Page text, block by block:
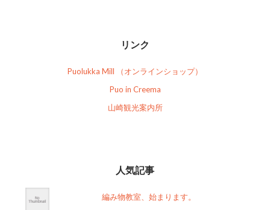
リンク
Puolukka Mill （オンラインショップ）
Puo in Creema
山崎観光案内所
人気記事
編み物教室、始まります。